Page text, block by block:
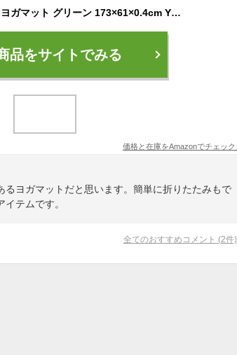
トーン tone たためるヨガマット グリーン 173×61×0.4cm YM-01
品をサイトでみる
価格と在庫をAmazonでチェック
るヨガマットだと思います。簡単に折りたたみもで
テムです。
全てのおすすめコメント (2件)